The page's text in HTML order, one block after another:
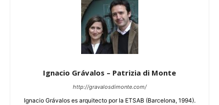
Ignacio Grávalos – Patrizia di Monte
http://gravalosdimonte.com/
Ignacio Grávalos es arquitecto por la ETSAB (Barcelona, 1994).